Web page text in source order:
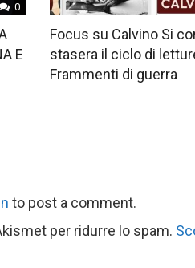
0
E
Focus su Calvino Si
stasera il ciclo di
Frammenti di guerra
to post a comment.
per ridurre lo spam.